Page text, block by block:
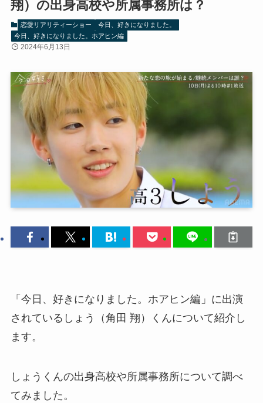
翔）の出身高校や所属事務所は？
恋愛リアリティーショー
今日、好きになりました。
今日、好きになりました。ホアヒン編
2024年6月13日
「今日、好きになりました。ホアヒン編」に出演
されているしょう（角田 翔）くんについて紹介し
ます。
しょうくんの出身高校や所属事務所について調べ
てみました。